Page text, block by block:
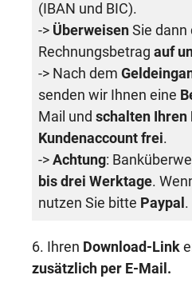
(IBAN und BIC).
-> Überweisen Sie dann
Rechnungsbetrag auf
-> Nach dem
senden wir Ihnen eine
Mail und schalten Ihren
Kundenaccount frei.
-> Achtung:
bis drei Werktage.
nutzen Sie bitte Paypal .
6. Ihren Download-Link
zusätzlich per E-Mail.